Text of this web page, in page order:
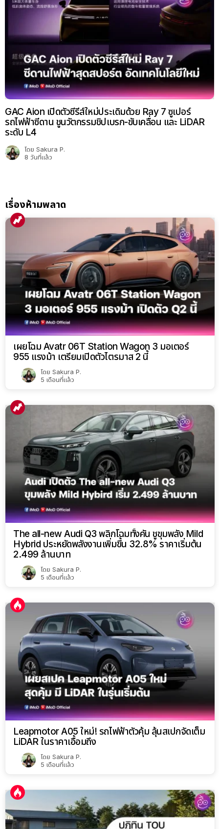
GAC Aion เปิดตัวซีรีส์ใหม่ประเดิมด้วย Ray 7 ซูเปอร์
รถไฟฟ้าซีดาน ชูนวัตกรรมชิปเบรก-ขับเคลื่อน และ LiDAR
ระดับ L4
โดย Sakura P.
8 วันที่แล้ว
เรื่องห้ามพลาด
เผยโฉม Avatr 06T Station Wagon 3 มอเตอร์
955 แรงม้า เตรียมเปิดตัวไตรมาส 2 นี้
โดย Sakura P.
5 เดือนที่แล้ว
The all-new Audi Q3 พลิกโฉมทั้งคัน ชูขุมพลัง Mild
Hybrid ประหยัดพลังงานเพิ่มขึ้น 32.8% ราคาเริ่มต้น
2.499 ล้านบาท
โดย Sakura P.
5 เดือนที่แล้ว
Leapmotor A05 ใหม่! รถไฟฟ้าตัวคุ้ม ลุ้นสเปกจัดเต็ม
LiDAR ในราคาเอื้อมถึง
โดย Sakura P.
5 เดือนที่แล้ว